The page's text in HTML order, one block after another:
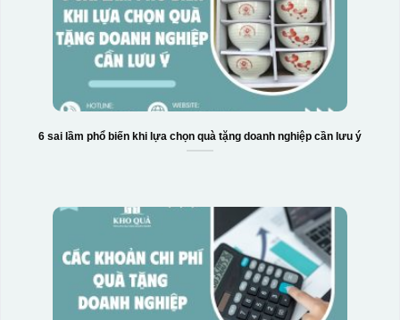
6 sai lầm phổ biến khi lựa chọn quà tặng doanh nghiệp cần lưu ý